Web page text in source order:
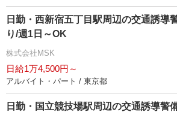
日勤・西新宿五丁目駅周辺の交通誘導
り/週1日～OK
株式会社MSK
日給1万4,500円～
アルバイト・パート / 東京都
日勤・国立競技場駅周辺の交通誘導警